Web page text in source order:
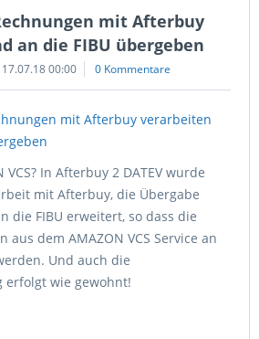
mit Afterbuy
an die FIBU übergeben
17.07.18 00:00 0 Kommentare
VCS? In Afterbuy 2 DATEV wurde
mit Afterbuy, die Übergabe
die FIBU erweitert, so dass die
aus dem AMAZON VCS Service an
Und auch die
erfolgt wie gewohnt!